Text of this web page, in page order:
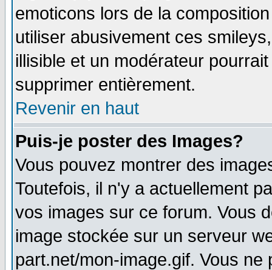
emoticons lors de la
utiliser abusivement ces
illisible et un modérateur
supprimer entièrement.
Revenir en haut
Puis-je poster des Images?
Vous pouvez montrer des
Toutefois, il n'y a actuellement
vos images sur ce forum. Vous
image stockée sur un serveur
part.net/mon-image.gif. Vous